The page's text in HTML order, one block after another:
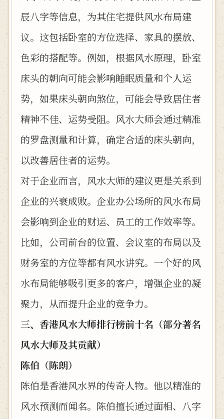
辰八字等信息，为其住宅提供风水布局建
议。这包括卧室的方位选择、家具的摆放、
色彩的搭配等。例如，根据风水原理，卧室
床头的朝向可能会影响睡眠质量和个人运
势，如果床头朝向煞位，可能会导致居住者
精神不佳、运势受阻。风水大师会通过精准
的罗盘测量和计算，确定合适的床头朝向，
以改善居住者的运势。
对于企业而言，风水大师的建议更是关系到
企业的兴衰成败。企业办公场所的风水布局
会影响到企业的财运、员工的工作效率等。
比如，公司前台的位置、会议室的布局以及
财务室的方位等都有风水讲究。一个好的风
水布局能够吸引更多的客户，增强企业的凝
聚力，从而提升企业的竞争力。
三、香港风水大师排行榜前十名（部分著名
风水大师及其贡献）
陈伯（陈朗）
陈伯是香港风水界的传奇人物。他以精准的
风水预测而闻名。陈伯擅长通过面相、八字